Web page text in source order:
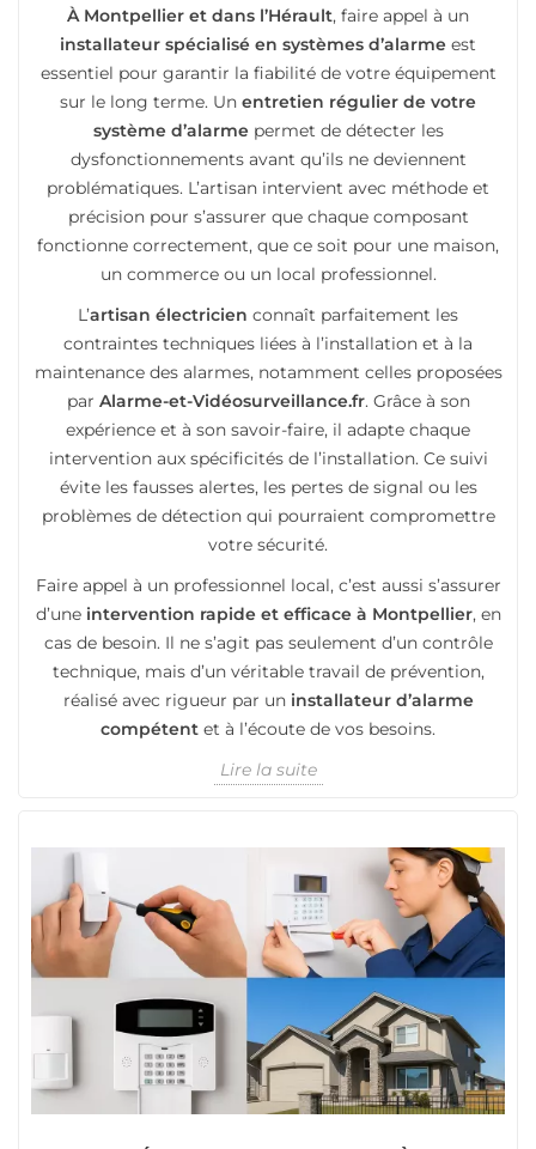
À Montpellier et dans l’Hérault, faire appel à un
installateur spécialisé en systèmes d’alarme est
essentiel pour garantir la fiabilité de votre équipement
sur le long terme. Un entretien régulier de votre
système d’alarmepermet de détecter les
dysfonctionnements avant qu’ils ne deviennent
problématiques. L’artisan intervient avec méthode et
précision pour s’assurer que chaque composant
fonctionne correctement, que ce soit pour une maison,
un commerce ou un local professionnel.
L’artisan électricien connaît parfaitement les
contraintes techniques liées à l’installation et à la
maintenance des alarmes, notamment celles proposées
par Alarme-et-Vidéosurveillance.fr. Grâce à son
expérience et à son savoir-faire, il adapte chaque
intervention aux spécificités de l’installation. Ce suivi
évite les fausses alertes, les pertes de signal ou les
problèmes de détection qui pourraient compromettre
votre sécurité.
Faire appel à un professionnel local, c’est aussi s’assurer
d’une intervention rapide et efficace à Montpellier, en
cas de besoin. Il ne s’agit pas seulement d’un contrôle
technique, mais d’un véritable travail de prévention,
réalisé avec rigueur par un installateur d’alarme
compétent et à l’écoute de vos besoins.
Lire la suite